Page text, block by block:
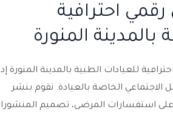
احترافية
بالمدينة المنورة
للعيادات الطبية بالمدينة المنورة
الخاصة بالعيادة. نقوم بنشر
استفسارات المرضى، تصميم